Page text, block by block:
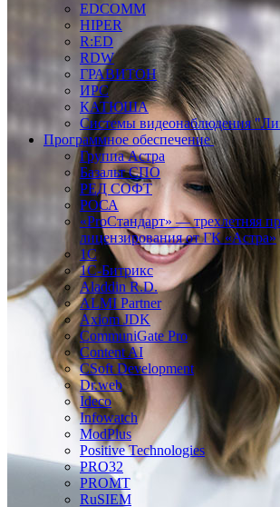
EDCOMM
HIPER
R:ED
RDW
ГРАВИТОН
ИРС
КАТЮША
Системы видеонаблюдения
Программное обеспечение
Группа Астра
Базальт СПО
РЕД СОФТ
РОСА
«ProСтандарт» — трехлетняя
лицензирования от ГК «Астра»
1С
1С-Битрикc
Aladdin R.D.
ALMI Partner
Axiom JDK
CommuniGate Pro
Content AI
CSoft Development
Dr.web
Ideco
Infowatch
ModPlus
Positive Technologies
PRO32
PROMT
RuSIEM